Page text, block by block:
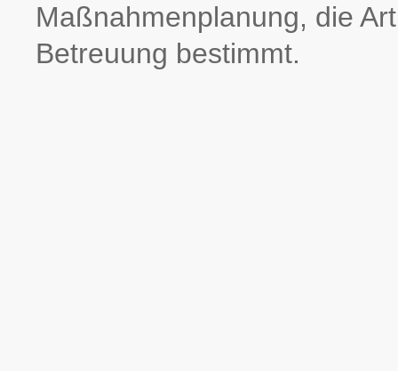
Maßnahmenplanung, die
Betreuung bestimmt.